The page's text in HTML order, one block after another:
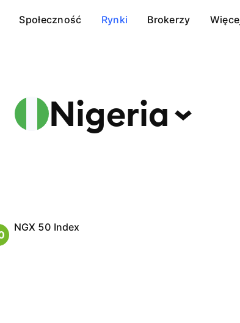
Społeczność Rynki Brokerzy
Nigeria
NGX 50 Index